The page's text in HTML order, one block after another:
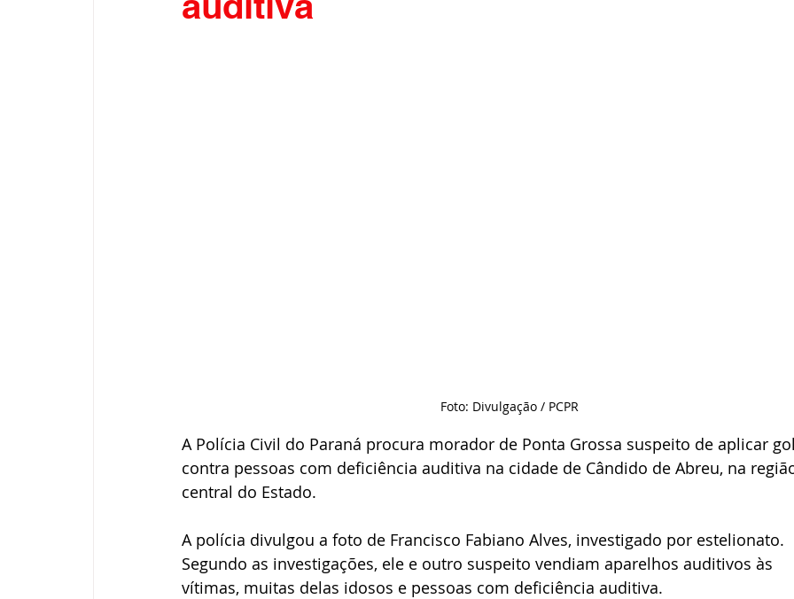
Foto: Divulgação / PCPR
A Polícia Civil do Paraná procura morador de Ponta Grossa suspeito de aplicar
contra pessoas com deficiência auditiva na cidade de Cândido de Abreu, na
central do Estado.
A polícia divulgou a foto de Francisco Fabiano Alves, investigado por estelionato.
Segundo as investigações, ele e outro suspeito vendiam aparelhos auditivos às
vítimas, muitas delas idosos e pessoas com deficiência auditiva.